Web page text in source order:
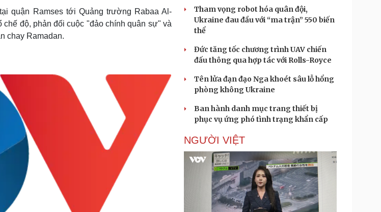
Thời trang
Sao Việt
check-in
Đọc truyện đêm khuya
Cửa sổ tình yêu
quận Ramses tới Quảng trường Rabaa Al-
độ, phản đối cuộc "đảo chính quân sự" và
chay Ramadan.
Tham vọng robot hóa quân đội,
Ukraine đau đầu với “ma trận” 550 biến
thể
Đức tăng tốc chương trình UAV chiến
đấu thông qua hợp tác với Rolls-Royce
Tên lửa đạn đạo Nga khoét sâu lỗ hổng
phòng không Ukraine
Ban hành danh mục trang thiết bị
phục vụ ứng phó tình trạng khẩn cấp
NGƯỜI VIỆT